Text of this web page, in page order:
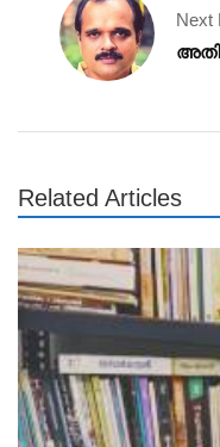
Next
Related Articles